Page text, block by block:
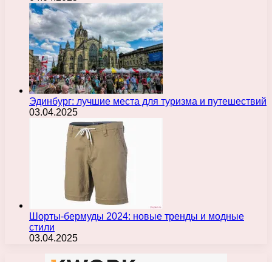
Эдинбург: лучшие места для туризма и путешествий
03.04.2025
Шорты-бермуды 2024: новые тренды и модные
стили
03.04.2025